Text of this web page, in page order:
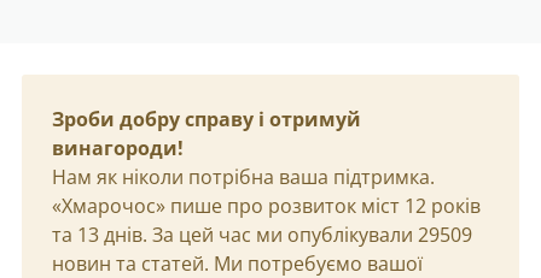
Зроби добру справу і отримуй
винагороди!
Нам як ніколи потрібна ваша підтримка.
«Хмарочос» пише про розвиток міст 12 років
та 13 днів. За цей час ми опублікували 29509
новин та статей. Ми потребуємо вашої